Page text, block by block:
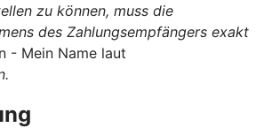
zu können, muss die
des Zahlungsempfängers exakt
- Mein Name laut